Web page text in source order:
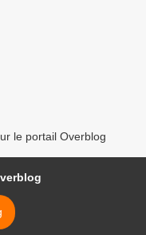
le portail Overblog